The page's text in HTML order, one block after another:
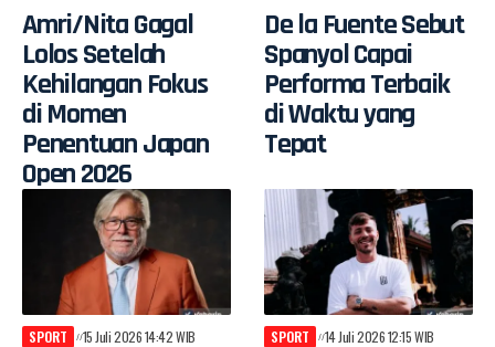
Amri/Nita Gagal
Lolos Setelah
Kehilangan Fokus
di Momen
Penentuan Japan
Open 2026
De la Fuente Sebut
Spanyol Capai
Performa Terbaik
di Waktu yang
Tepat
SPORT 15 Juli 2026 14:42 WIB SPORT 14 Juli 2026 12:15 WIB